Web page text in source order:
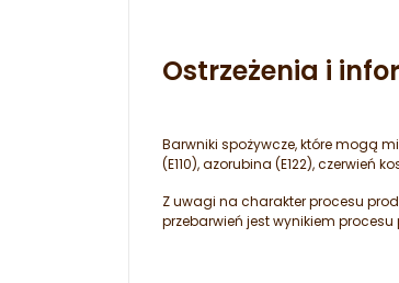
Ostrzeżenia i
Barwniki spożywcze, które mogą
(E110), azorubina (E122), czerwień
Z uwagi na charakter procesu
przebarwień jest wynikiem